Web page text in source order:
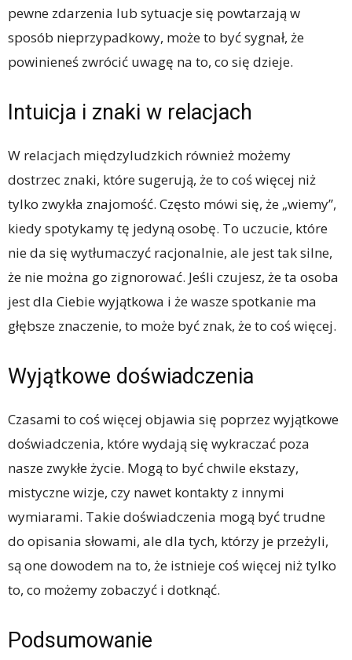
pewne zdarzenia lub sytuacje się powtarzają w
sposób nieprzypadkowy, może to być sygnał, że
powinieneś zwrócić uwagę na to, co się dzieje.
Intuicja i znaki w relacjach
W relacjach międzyludzkich również możemy
dostrzec znaki, które sugerują, że to coś więcej niż
tylko zwykła znajomość. Często mówi się, że „wiemy”,
kiedy spotykamy tę jedyną osobę. To uczucie, które
nie da się wytłumaczyć racjonalnie, ale jest tak silne,
że nie można go zignorować. Jeśli czujesz, że ta osoba
jest dla Ciebie wyjątkowa i że wasze spotkanie ma
głębsze znaczenie, to może być znak, że to coś więcej.
Wyjątkowe doświadczenia
Czasami to coś więcej objawia się poprzez wyjątkowe
doświadczenia, które wydają się wykraczać poza
nasze zwykłe życie. Mogą to być chwile ekstazy,
mistyczne wizje, czy nawet kontakty z innymi
wymiarami. Takie doświadczenia mogą być trudne
do opisania słowami, ale dla tych, którzy je przeżyli,
są one dowodem na to, że istnieje coś więcej niż tylko
to, co możemy zobaczyć i dotknąć.
Podsumowanie